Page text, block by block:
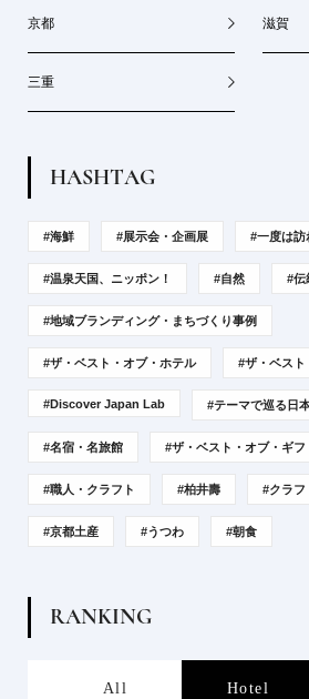
京都 滋賀
三重
HASHTAG
#海鮮 #展示会・企画展 #一度は訪
#温泉天国、ニッポン！ #自然 #伝
#地域ブランディング・まちづくり事例
#ザ・ベスト・オブ・ホテル #ザ・ベスト
#Discover Japan Lab #テーマで巡る日
#名宿・名旅館 #ザ・ベスト・オブ・ギフ
#職人・クラフト #柏井壽 #クラフ
#京都土産 #うつわ #朝食
RANKING
All Hotel